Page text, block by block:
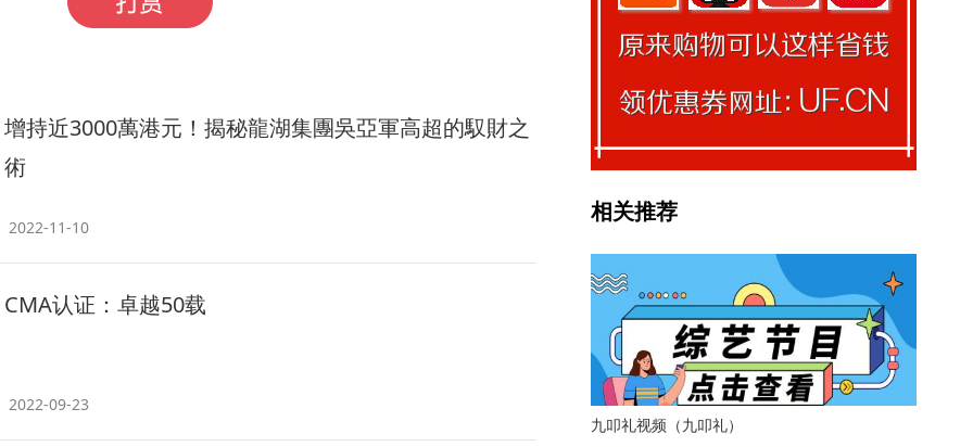
增持近3000萬港元！揭秘龍湖集團吳亞軍高超的馭財之
術
2022-11-10
CMA认证：卓越50载
2022-09-23
相关推荐
九叩礼视频（九叩礼）